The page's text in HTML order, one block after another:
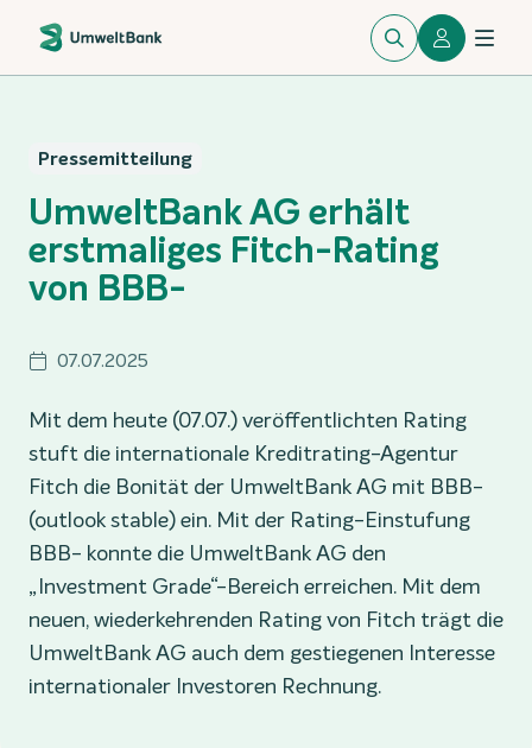
Pressemitteilung
UmweltBank AG erhält
erstmaliges Fitch-Rating
von BBB-
07.07.2025
Mit dem heute (07.07.) veröffentlichten Rating
stuft die internationale Kreditrating-Agentur
Fitch die Bonität der UmweltBank AG mit BBB-
(outlook stable) ein. Mit der Rating-Einstufung
BBB- konnte die UmweltBank AG den
„Investment Grade“-Bereich erreichen. Mit dem
neuen, wiederkehrenden Rating von Fitch trägt die
UmweltBank AG auch dem gestiegenen Interesse
internationaler Investoren Rechnung.